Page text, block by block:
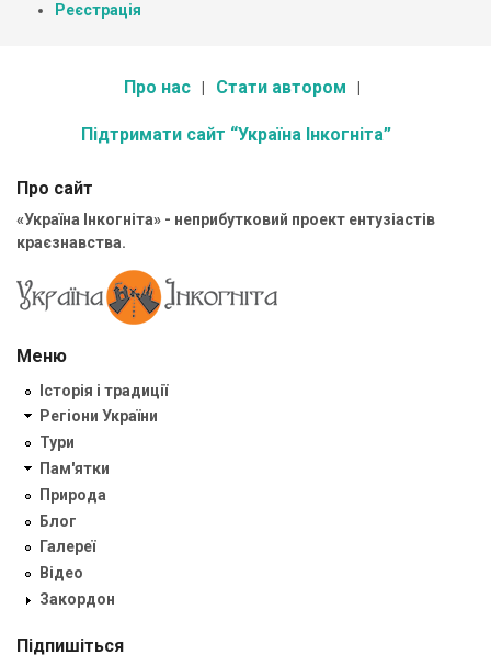
Реєстрація
Про нас Стати автором
Підтримати сайт “Україна Інкогніта”
Про сайт
«Україна Інкогніта» - неприбутковий проект ентузіастів
краєзнавства.
Меню
Історія і традиції
Регіони України
Тури
Пам'ятки
Природа
Блог
Галереї
Відео
Закордон
Підпишіться